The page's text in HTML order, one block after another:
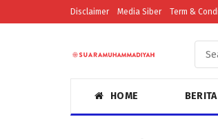
Disclaimer Media Siber Term &
HOME BERITA